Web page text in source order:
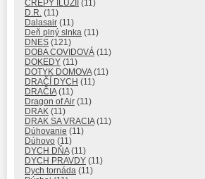
ČREPY ILÚZIÍ
(11)
D.R. (11)
Dalasair (11)
Deň plný slnka (11)
DNES (121)
DOBA COVIDOVÁ (11)
DOKEDY (11)
DOTYK DOMOVA(11)
DRAČÍ DYCH (11)
DRAČIA(11)
Dragon of Air (11)
DRAK (11)
DRAK SA VRACIA(11)
Dúhovanie (11)
Dúhovo (11)
DYCH DŇA(11)
DYCH PRAVDY (11)
Dych tornáda (11)